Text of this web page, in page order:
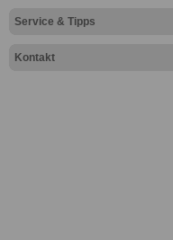
Service & Tipps
Kontakt